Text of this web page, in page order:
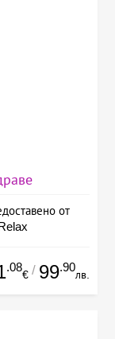
от
.08
€ / 99.90
лв.